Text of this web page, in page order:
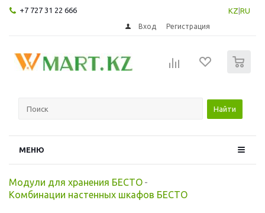
+7 727 31 22 666 KZ RU
Вход Регистрация
Найти
МЕНЮ
Модули для хранения БЕСТО -
Комбинации настенных шкафов БЕСТО